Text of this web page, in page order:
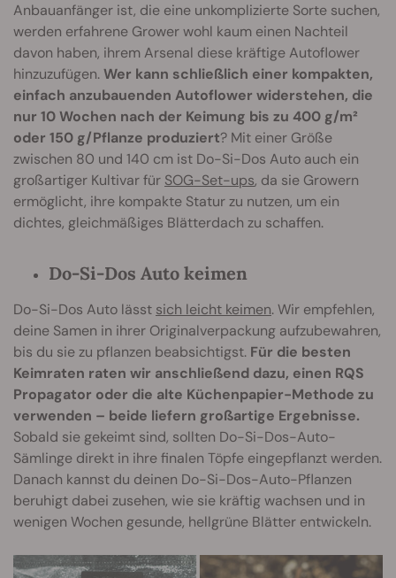
Anbauanfänger ist, die eine unkomplizierte Sorte suchen,
werden erfahrene Grower wohl kaum einen Nachteil
davon haben, ihrem Arsenal diese kräftige Autoflower
hinzuzufügen.Wer kann schließlich einer kompakten,
einfach anzubauenden Autoflower widerstehen, die
nur 10 Wochen nach der Keimung bis zu 400 g/m²
oder 150 g/Pflanze produziert? Mit einer Größe
zwischen 80 und 140 cm ist Do-Si-Dos Auto auch ein
großartiger Kultivar für SOG-Set-ups, da sie Growern
ermöglicht, ihre kompakte Statur zu nutzen, um ein
dichtes, gleichmäßiges Blätterdach zu schaffen.
Do-Si-Dos Auto keimen
Do-Si-Dos Auto lässt sich leicht keimen. Wir empfehlen,
deine Samen in ihrer Originalverpackung aufzubewahren,
bis du sie zu pflanzen beabsichtigst. Für die besten
Keimraten raten wir anschließend dazu, einen RQS
Propagator oder die alte Küchenpapier-Methode zu
verwenden – beide liefern großartige Ergebnisse.
Sobald sie gekeimt sind, sollten Do-Si-Dos-Auto-
Sämlinge direkt in ihre finalen Töpfe eingepflanzt werden.
Danach kannst du deinen Do-Si-Dos-Auto-Pflanzen
beruhigt dabei zusehen, wie sie kräftig wachsen und in
wenigen Wochen gesunde, hellgrüne Blätter entwickeln.